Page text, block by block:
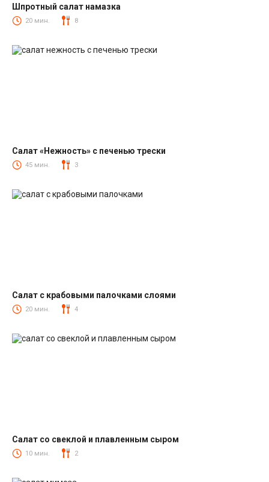
Салаты со шпротами
Шпротный салат намазка
20 мин. 8
Салаты из печени трески
Салат «Нежность» с печенью трески
45 мин. 3
Салаты с крабовыми палочками
Салат с крабовыми палочками слоями
20 мин. 4
Салаты со свеклой
Салат со свеклой и плавленным сыром
10 мин. 2